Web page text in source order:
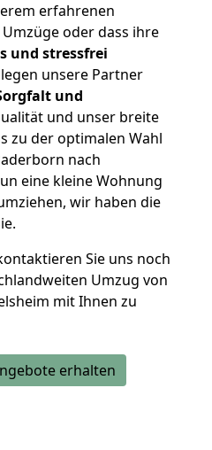
erfahrenen
oder dass ihre
und stressfrei
unsere Partner
und
und unser breite
zu der optimalen Wahl
nach
eine kleine Wohnung
wir haben die
Sie uns noch
Umzug von
mit Ihnen zu
erhalten